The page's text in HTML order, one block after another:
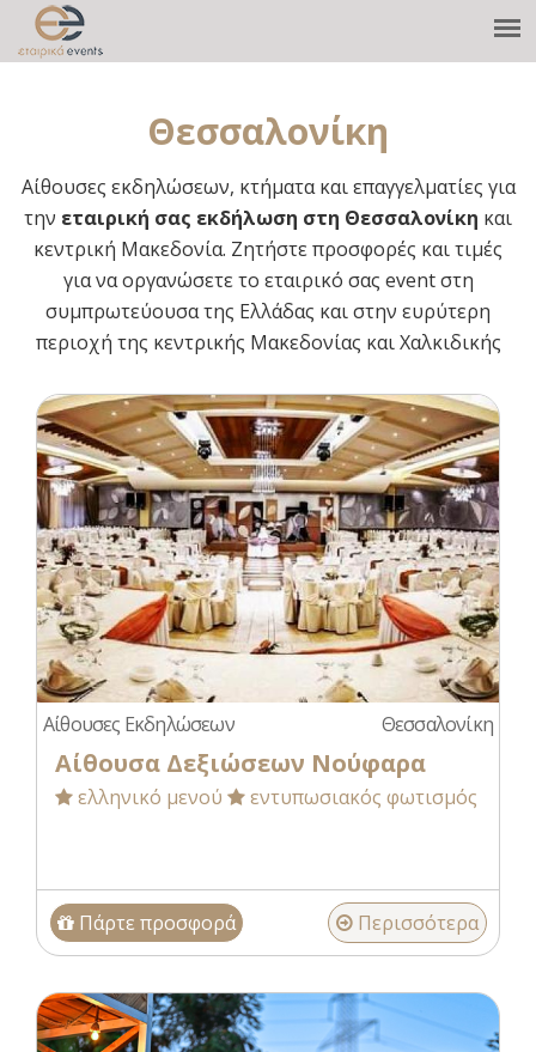
Θεσσαλονίκη
Aίθουσες εκδηλώσεων, κτήματα και επαγγελματίες για
την εταιρική σας εκδήλωση στη Θεσσαλονίκη και
κεντρική Μακεδονία. Ζητήστε προσφορές και τιμές
για να οργανώσετε το εταιρικό σας event στη
συμπρωτεύουσα της Ελλάδας και στην ευρύτερη
περιοχή της κεντρικής Μακεδονίας και Χαλκιδικής
Θεσσαλονίκη
Αίθουσες Εκδηλώσεων
Αίθουσα Δεξιώσεων Νούφαρα
ελληνικό μενού εντυπωσιακός φωτισμός
Πάρτε προσφορά Περισσότερα